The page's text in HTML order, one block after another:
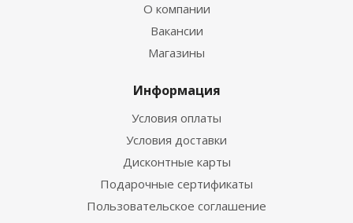
О компании
Вакансии
Магазины
Информация
Условия оплаты
Условия доставки
Дисконтные карты
Подарочные сертификаты
Пользовательское соглашение